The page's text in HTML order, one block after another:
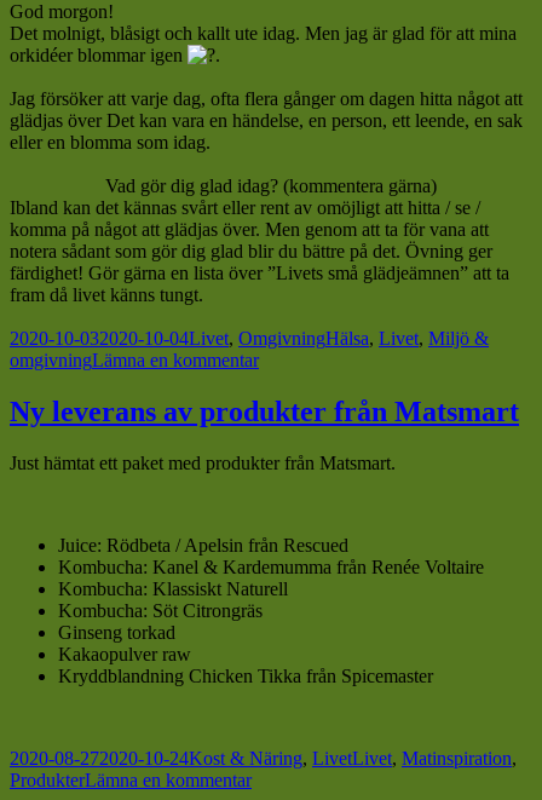
God morgon!
Det molnigt, blåsigt och kallt ute idag. Men jag är glad för att mina
orkidéer blommar igen
.
Jag försöker att varje dag, ofta flera gånger om dagen hitta något att
glädjas över Det kan vara en händelse, en person, ett leende, en sak
eller en blomma som idag.
Vad gör dig glad idag? (kommentera gärna)
Ibland kan det kännas svårt eller rent av omöjligt att hitta / se /
komma på något att glädjas över. Men genom att ta för vana att
notera sådant som gör dig glad blir du bättre på det. Övning ger
färdighet! Gör gärna en lista över ”Livets små glädjeämnen” att ta
fram då livet känns tungt.
Postat
2020-10-032020-10-04Kategorier
Livet, OmgivningTaggar
Hälsa, Livet, Miljö &
omgivningLämna en kommentartill
orkidéer
igen
Ny leverans av produkter från Matsmart
Just hämtat ett paket med produkter från Matsmart.
Juice: Rödbeta / Apelsin från Rescued
Kombucha: Kanel & Kardemumma från Renée Voltaire
Kombucha: Klassiskt Naturell
Kombucha: Söt Citrongräs
Ginseng torkad
Kakaopulver raw
Kryddblandning Chicken Tikka från Spicemaster
Postat
2020-08-272020-10-24Kategorier
Kost & Näring, LivetTaggar
Livet, Matinspiration,
ProdukterLämna en kommentartill